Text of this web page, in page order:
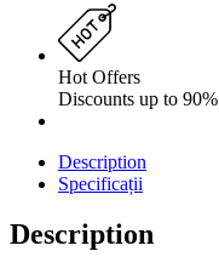
Hot Offers
Discounts up to 90%
Description
Specificații
Description